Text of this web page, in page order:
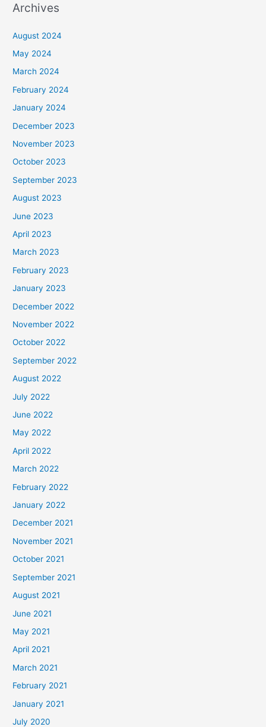
Archives
August 2024
May 2024
March 2024
February 2024
January 2024
December 2023
November 2023
October 2023
September 2023
August 2023
June 2023
April 2023
March 2023
February 2023
January 2023
December 2022
November 2022
October 2022
September 2022
August 2022
July 2022
June 2022
May 2022
April 2022
March 2022
February 2022
January 2022
December 2021
November 2021
October 2021
September 2021
August 2021
June 2021
May 2021
April 2021
March 2021
February 2021
January 2021
July 2020